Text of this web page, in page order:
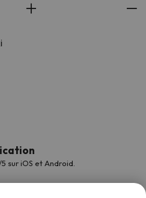
sur iOS et Android.